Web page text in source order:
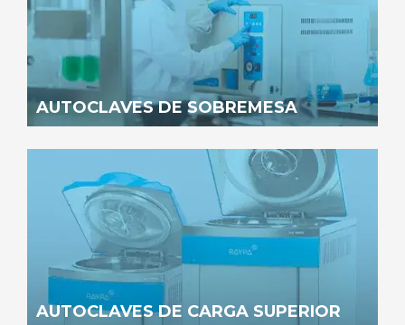
AUTOCLAVES DE SOBREMESA
AUTOCLAVES DE CARGA SUPERIOR